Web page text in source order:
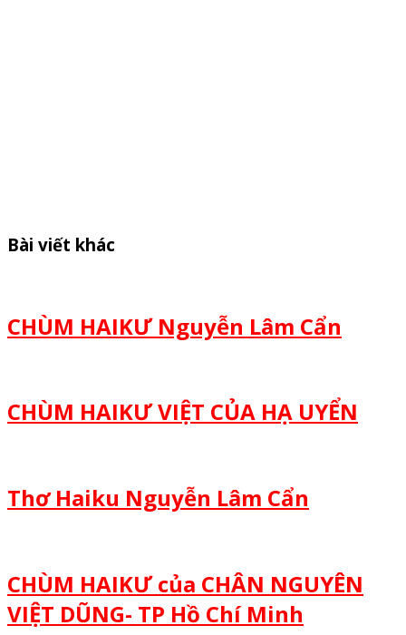
Bài viết khác
CHÙM HAIKƯ Nguyễn Lâm Cẩn
CHÙM HAIKƯ VIỆT CỦA HẠ UYỂN
Thơ Haiku Nguyễn Lâm Cẩn
CHÙM HAIKƯ của CHÂN NGUYÊN
VIỆT DŨNG- TP Hồ Chí Minh